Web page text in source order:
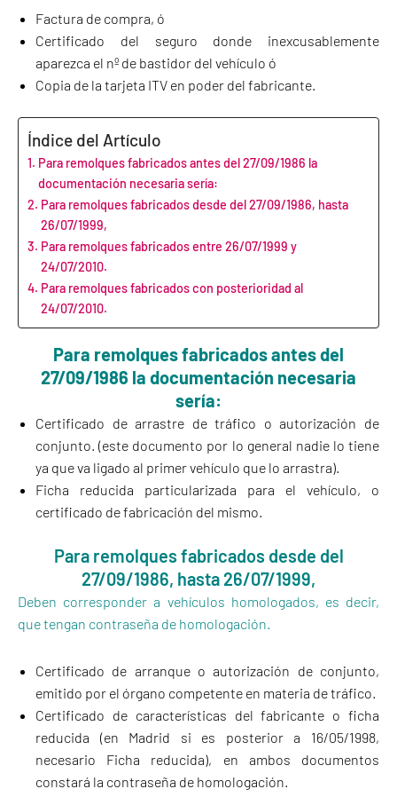
Factura de compra, ó
Certificado del seguro donde inexcusablemente
aparezca el nº de bastidor del vehículo ó
Copia de la tarjeta ITV en poder del fabricante.
Índice del Artículo
Para remolques fabricados antes del 27/09/1986 la
documentación necesaria sería:
Para remolques fabricados desde del 27/09/1986, hasta
26/07/1999,
Para remolques fabricados entre 26/07/1999 y
24/07/2010.
Para remolques fabricados con posterioridad al
24/07/2010.
Para remolques fabricados antes del
27/09/1986 la documentación necesaria
sería:
Certificado de arrastre de tráfico o autorización de
conjunto. (este documento por lo general nadie lo tiene
ya que va ligado al primer vehículo que lo arrastra).
Ficha reducida particularizada para el vehículo, o
certificado de fabricación del mismo.
Para remolques fabricados desde del
27/09/1986, hasta 26/07/1999,
Deben corresponder a vehículos homologados, es decir,
que tengan contraseña de homologación.
Certificado de arranque o autorización de conjunto,
emitido por el órgano competente en materia de tráfico.
Certificado de características del fabricante o ficha
reducida (en Madrid si es posterior a 16/05/1998,
necesario Ficha reducida), en ambos documentos
constará la contraseña de homologación.